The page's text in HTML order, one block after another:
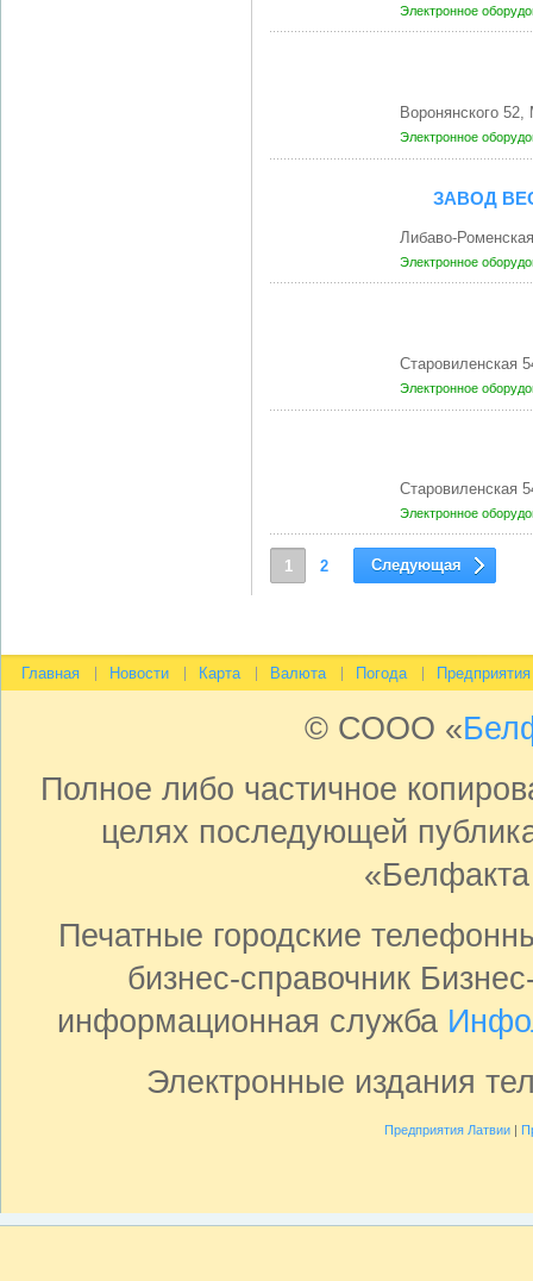
Электронное
Воронянского
Электронное
ЗАВОД
Либаво-
Электронное
Старовиленская
Электронное
Старовиленская
Электронное
1 2 Следующая
Главная Новости Карта Валюта Погода Предприятия
© СООО «
Полное либо частичное
целях последующей
Печатные городские
бизнес-справочник
информационная служба
Электронные издания
Предприятия Латвии|